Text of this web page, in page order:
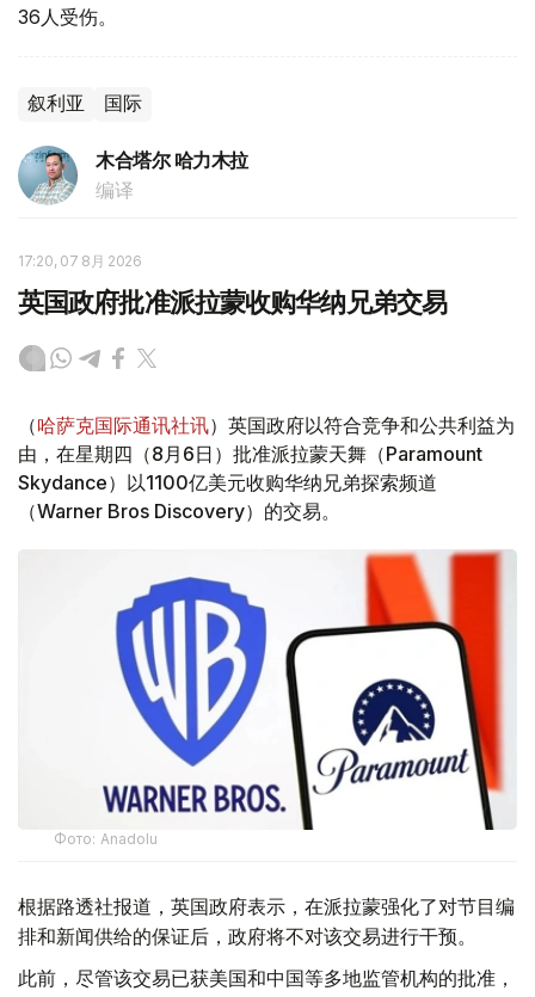
36人受伤。
叙利亚 国际
木合塔尔 哈力木拉
编译
17:20, 07 8月 2026
英国政府批准派拉蒙收购华纳兄弟交易
（哈萨克国际通讯社讯）英国政府以符合竞争和公共利益为
由，在星期四（8月6日）批准派拉蒙天舞（Paramount
Skydance）以1100亿美元收购华纳兄弟探索频道
（Warner Bros Discovery）的交易。
Фото: Аnadolu
根据路透社报道，英国政府表示，在派拉蒙强化了对节目编
排和新闻供给的保证后，政府将不对该交易进行干预。
此前，尽管该交易已获美国和中国等多地监管机构的批准，